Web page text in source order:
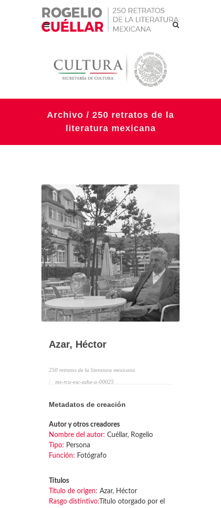
Archivo / 250 retratos de la
literatura mexicana
Azar, Héctor
250 retratos de la literatura mexicana
mx-rcu-esc-azhe-a-00025
Metadatos de creación
Autor y otros creadores
Nombre del autor: Cuéllar, Rogelio
Tipo: Persona
Función: Fotógrafo
Títulos
Título de origen: Azar, Héctor
Rasgo distintivo: Título otorgado por el